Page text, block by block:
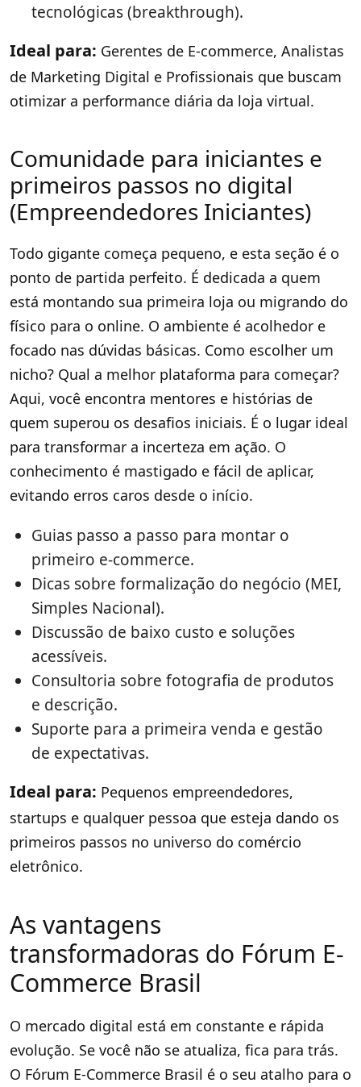
tecnológicas (breakthrough).
Ideal para: Gerentes de E-commerce, Analistas
de Marketing Digital e Profissionais que buscam
otimizar a performance diária da loja virtual.
Comunidade para iniciantes e
primeiros passos no digital
(Empreendedores Iniciantes)
Todo gigante começa pequeno, e esta seção é o
ponto de partida perfeito. É dedicada a quem
está montando sua primeira loja ou migrando do
físico para o online. O ambiente é acolhedor e
focado nas dúvidas básicas. Como escolher um
nicho? Qual a melhor plataforma para começar?
Aqui, você encontra mentores e histórias de
quem superou os desafios iniciais. É o lugar ideal
para transformar a incerteza em ação. O
conhecimento é mastigado e fácil de aplicar,
evitando erros caros desde o início.
Guias passo a passo para montar o
primeiro e-commerce.
Dicas sobre formalização do negócio (MEI,
Simples Nacional).
Discussão de baixo custo e soluções
acessíveis.
Consultoria sobre fotografia de produtos
e descrição.
Suporte para a primeira venda e gestão
de expectativas.
Ideal para: Pequenos empreendedores,
startups e qualquer pessoa que esteja dando os
primeiros passos no universo do comércio
eletrônico.
As vantagens
transformadoras do Fórum E-
Commerce Brasil
O mercado digital está em constante e rápida
evolução. Se você não se atualiza, fica para trás.
O Fórum E-Commerce Brasil é o seu atalho para o